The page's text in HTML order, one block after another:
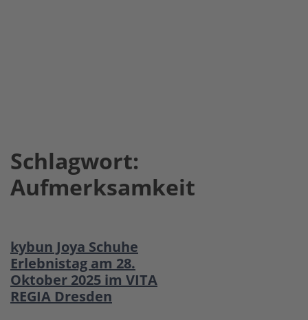
Schlagwort:
Aufmerksamkeit
kybun Joya Schuhe
Erlebnistag am 28.
Oktober 2025 im VITA
REGIA Dresden